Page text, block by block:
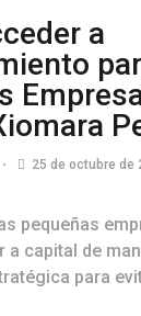
a
25 de octubre de
pequeñas
a capital de
para